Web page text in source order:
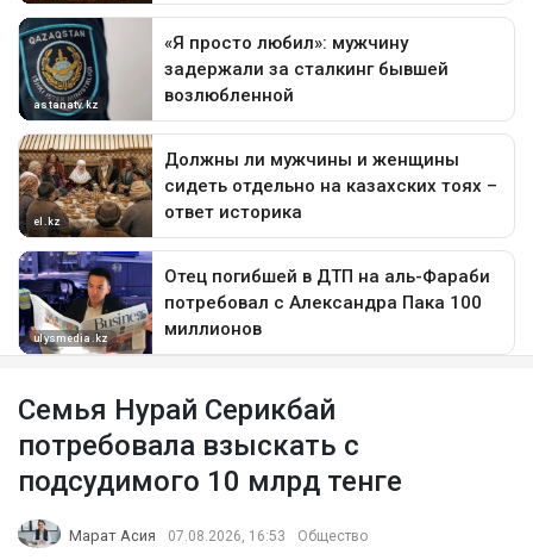
Семья Нурай Серикбай
потребовала взыскать с
подсудимого 10 млрд тенге
Марат Асия 07.08.2026, 16:53 Общество